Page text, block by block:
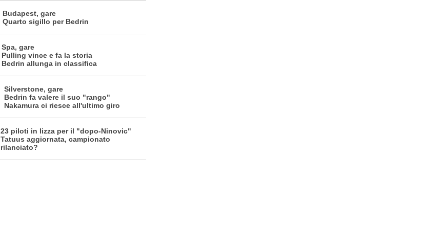
Budapest, gare
Quarto sigillo per Bedrin
Spa, gare
Pulling vince e fa la storia
Bedrin allunga in classifica
Silverstone, gare
Bedrin fa valere il suo "rango"
Nakamura ci riesce all'ultimo giro
23 piloti in lizza per il "dopo-Ninovic"
Tatuus aggiornata, campionato
rilanciato?